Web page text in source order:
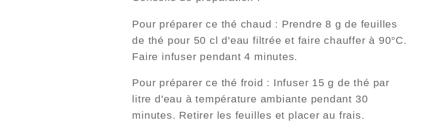
Pour préparer ce thé chaud : Prendre 8 g de feuilles
de thé pour 50 cl d'eau filtrée et faire chauffer à 90°C.
Faire infuser pendant 4 minutes.
Pour préparer ce thé froid : Infuser 15 g de thé par
litre d'eau à température ambiante pendant 30
minutes. Retirer les feuilles et placer au frais.